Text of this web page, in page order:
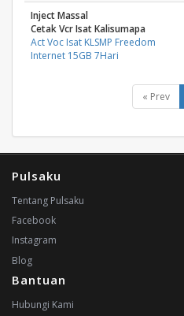
Inject Massal
Cetak Vcr Isat Kalisumapa
Act Voc Isat KLSMP Freedom
Internet 15GB 7Hari
« Prev
Pulsaku
Tentang Pulsaku
Facebook
Instagram
Blog
Bantuan
Hubungi Kami